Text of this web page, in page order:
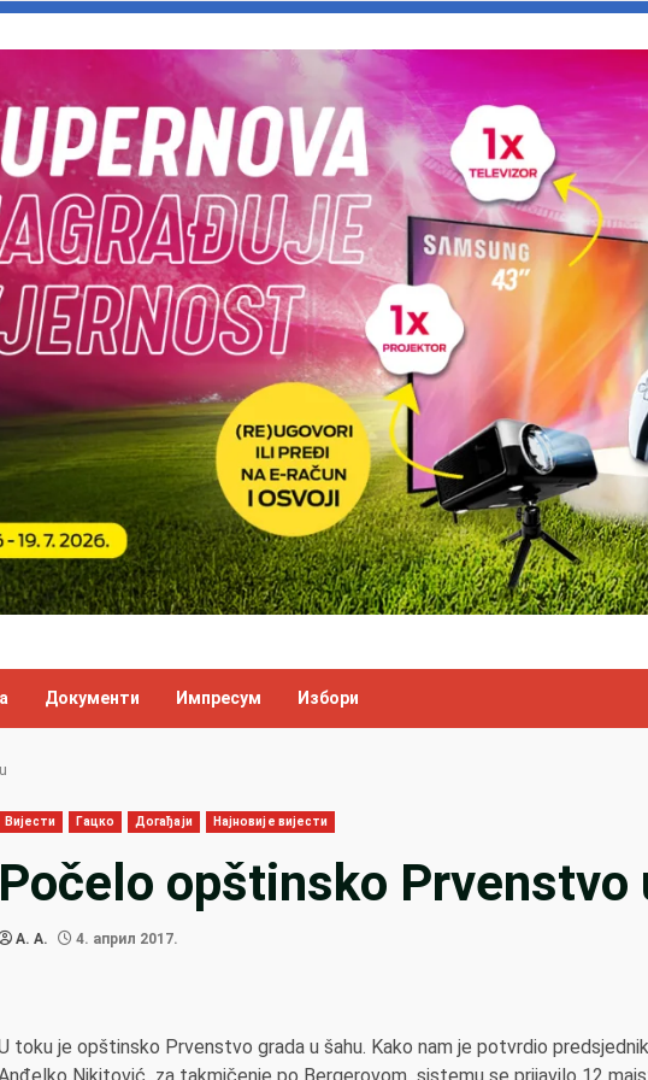
Документи Импресум Избори
Вијести Гацко Догађаји Најновије вијести
Počelo opštinsko Prvenstvo
A. A. 4. април 2017.
toku je opštinsko Prvenstvo grada u šahu. Kako nam je potvrdio
Nikitović za takmičenje po Bergerovom sistemu se prijavilo 12